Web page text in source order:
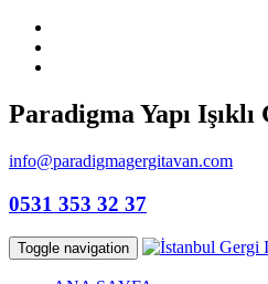
Paradigma Yapı
info@paradigmagergitavan.com
0531 353 32 37
Toggle navigation